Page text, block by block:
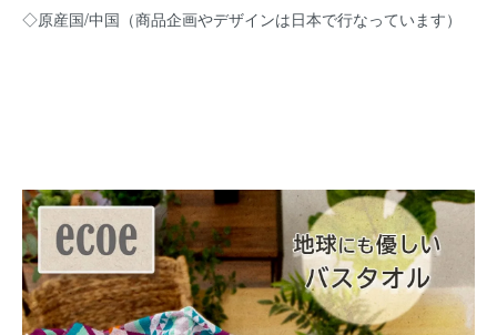
◇原産国/中国（商品企画やデザインは日本で行なっています）